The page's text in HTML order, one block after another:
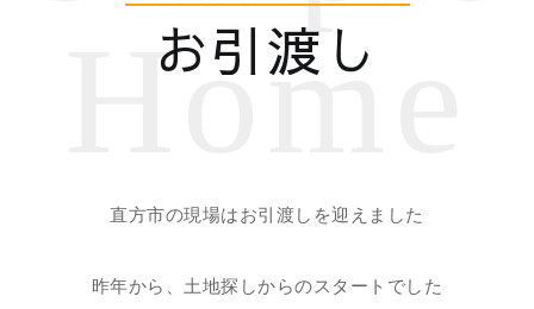
Home
お引渡し
直方市の現場はお引渡しを迎えました
昨年から、土地探しからのスタートでした